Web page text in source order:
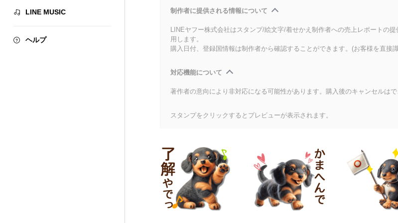
LINE MUSIC
ヘルプ
制作者に提供される情報について
LINEヤフー株式会社はスタンプ/絵文字/着せかえ制作者への売上レポートの
用します。
購入日付、登録国情報は制作者から確認することができます。(お客様を直接
対応機能について
著作者の意向により非対応になる可能性があります。購入後のキャンセルはで
スタンプをクリックするとプレビューが表示されます。